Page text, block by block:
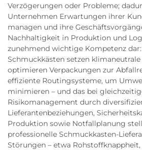
Verzögerungen oder Probleme;
Unternehmen Erwartungen ihrer
managen und ihre
Nachhaltigkeit in Produktion und
zunehmend wichtige Kompetenz
Schmuckkästen setzen
optimieren Verpackungen zur
effiziente Routingsysteme, um
minimieren – und das bei
Risikomanagement durch
Lieferantenbeziehungen,
Produktion sowie Notfallplanung
professionelle Schmuckkasten-
Störungen – etwa